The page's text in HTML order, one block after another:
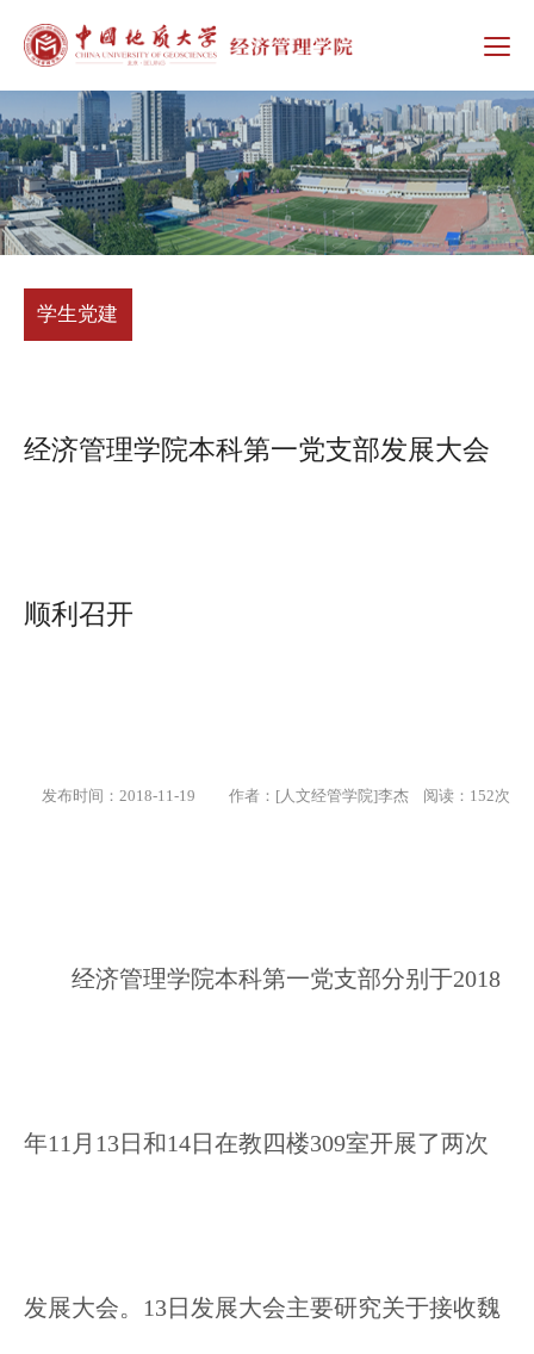
学生党建
经济管理学院本科第一党支部发展大会
顺利召开
发布时间：2018-11-19 作者：[人文经管学院]李杰 阅读： 152次
经济管理学院本科第一党支部分别于2018
年11月13日和14日在教四楼309室开展了两次
发展大会。13日发展大会主要研究关于接收魏